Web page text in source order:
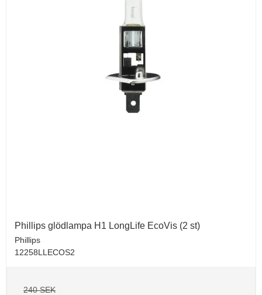
Phillips glödlampa H1 LongLife EcoVis (2 st)
Phillips
12258LLECOS2
240 SEK